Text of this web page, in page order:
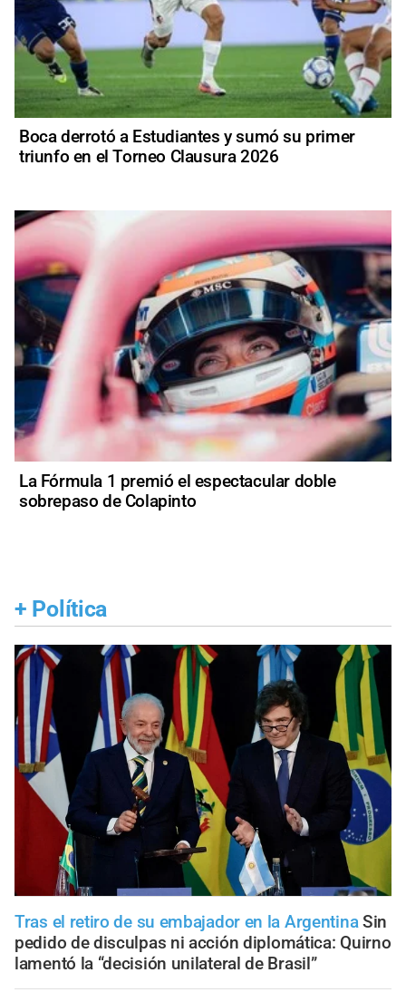
Boca derrotó a Estudiantes y sumó su primer
triunfo en el Torneo Clausura 2026
La Fórmula 1 premió el espectacular doble
sobrepaso de Colapinto
+ Política
Tras el retiro de su embajador en la Argentina Sin
pedido de disculpas ni acción diplomática: Quirno
lamentó la “decisión unilateral de Brasil”